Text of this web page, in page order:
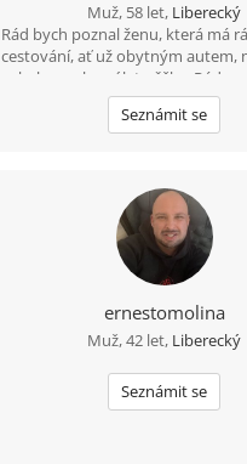
Muž, 58 let, Liberecký
Rád bych poznal ženu, která má
cestování, ať už obytným autem,
na kole a nebo výlet pěšky. Ráda
Nebo na dovolenou k moři.
Seznámit se
ernestomolina
Muž, 42 let, Liberecký
Seznámit se